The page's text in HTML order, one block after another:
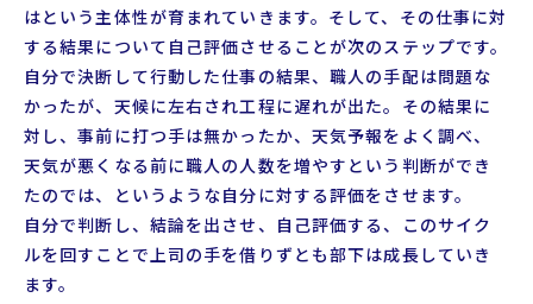
はという主体性が育まれていきます。そして、その仕事に対
する結果について自己評価させることが次のステップです。
自分で決断して行動した仕事の結果、職人の手配は問題な
かったが、天候に左右され工程に遅れが出た。その結果に
対し、事前に打つ手は無かったか、天気予報をよく調べ、
天気が悪くなる前に職人の人数を増やすという判断ができ
たのでは、というような自分に対する評価をさせます。
自分で判断し、結論を出させ、自己評価する、このサイク
ルを回すことで上司の手を借りずとも部下は成長していき
ます。